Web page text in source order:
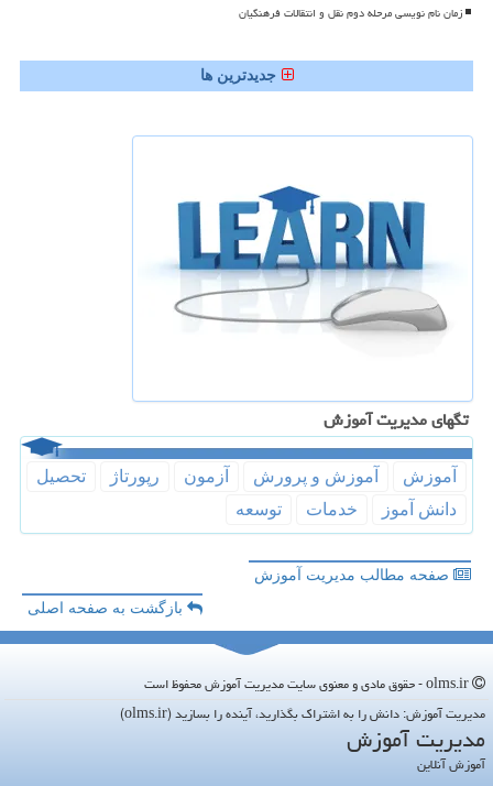
زمان نام نویسی مرحله دوم نقل و انتقالات فرهنگیان
جدیدترین ها
تگهای مدیریت آموزش
آموزش آموزش و پرورش آزمون رپورتاژ
تحصیل
دانش آموز
خدمات توسعه
صفحه مطالب مدیریت آموزش
بازگشت به صفحه اصلی
مدیریت آموزش: دانش را به اشتراک بگذارید، آینده را بسازید (olms.ir)
مدیریت آموزش
آموزش آنلاین